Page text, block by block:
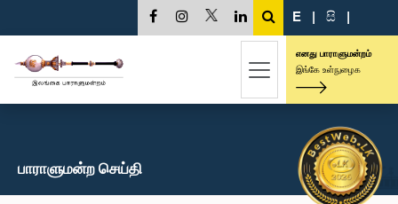
E | සි |
எனது பாராளுமன்றம்
இங்கே உள்நுழைக
பாராளுமன்ற செய்தி